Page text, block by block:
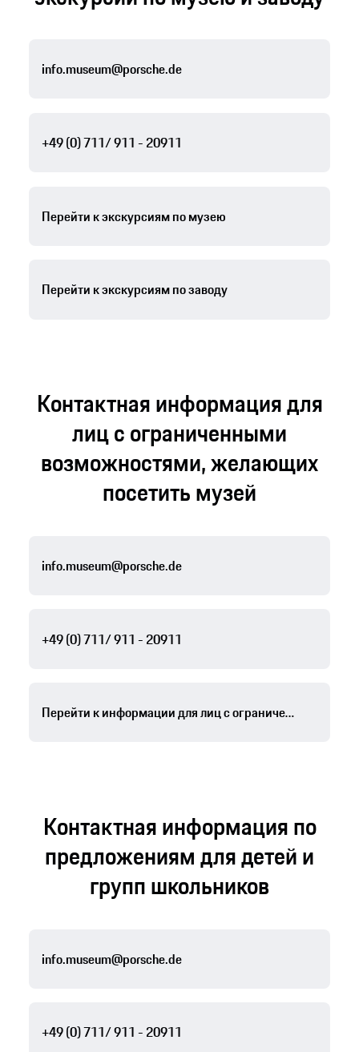
info.museum@porsche.de
+49 (0) 711/ 911 - 20911
Перейти к экскурсиям по музею
Перейти к экскурсиям по заводу
Контактная информация для
лиц с ограниченными
возможностями, желающих
посетить музей
info.museum@porsche.de
+49 (0) 711/ 911 - 20911
Перейти к информации для лиц с ограниченными возможностями, желающих посетить музей
Контактная информация по
предложениям для детей и
групп школьников
info.museum@porsche.de
+49 (0) 711/ 911 - 20911